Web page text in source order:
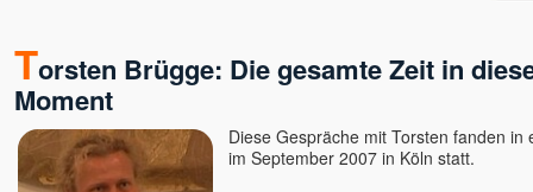
Torsten Brügge: Die gesamte Zeit in
Moment
Diese Gespräche mit Torsten fanden in
im September 2007 in Köln statt.